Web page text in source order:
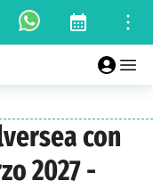
con
2027 -